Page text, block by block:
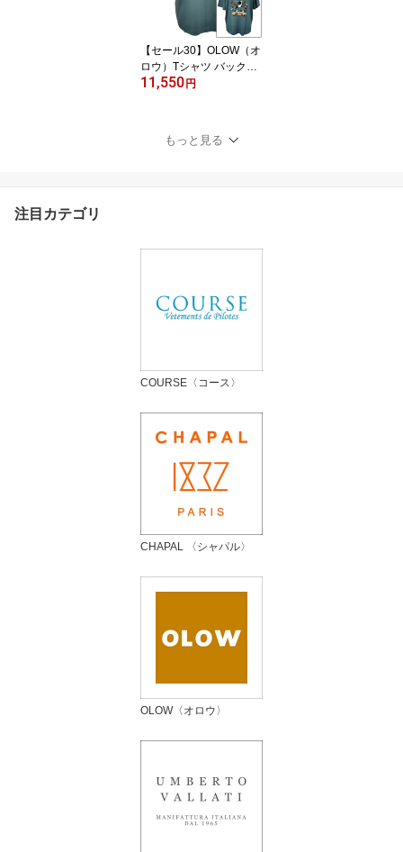
【セール30】OLOW（オ
ロウ）Tシャツ バックプ
リント "blue Brière"イラ
シルエット Jasper Van G
estel ジャスパー・ヴァ
11,550 円
もっと見る
注目カテゴリ
COURSE〈コース〉
CHAPAL 〈シャパル〉
OLOW〈オロウ〉